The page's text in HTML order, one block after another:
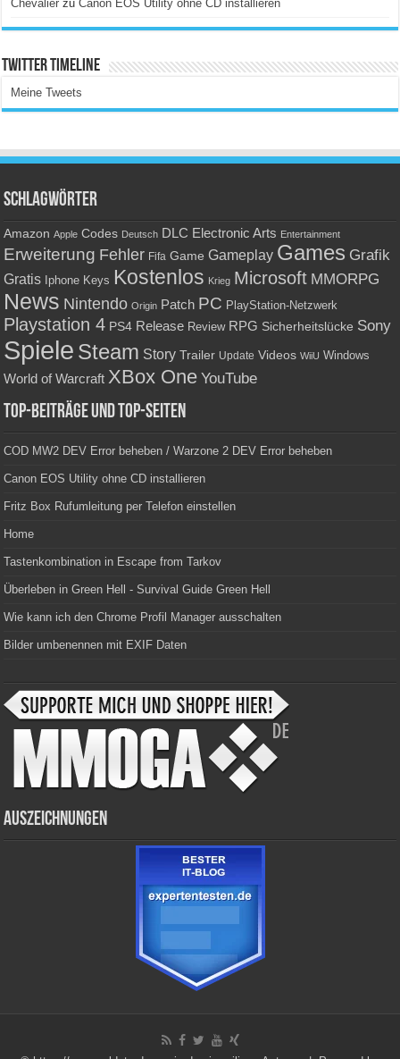
Chevalier zuCanon EOS Utility ohne CD installieren
Twitter Timeline
Meine Tweets
Schlagwörter
Amazon Apple Codes Deutsch DLC Electronic Arts Entertainment
Erweiterung Fehler Fifa Game Gameplay Games Grafik
Gratis Iphone Keys Kostenlos Krieg Microsoft MMORPG
News Nintendo Origin Patch PC PlayStation-Netzwerk
Playstation 4 PS4 Release Review RPG Sicherheitslücke Sony
Spiele Steam Story Trailer Update Videos WiiU Windows
World of Warcraft XBox One YouTube
Top-Beiträge und Top-Seiten
COD MW2 DEV Error beheben / Warzone 2 DEV Error beheben
Canon EOS Utility ohne CD installieren
Fritz Box Rufumleitung per Telefon einstellen
Home
Tastenkombination in Escape from Tarkov
Überleben in Green Hell - Survival Guide Green Hell
Wie kann ich den Chrome Profil Manager ausschalten
Bilder umbenennen mit EXIF Daten
Auszeichnungen